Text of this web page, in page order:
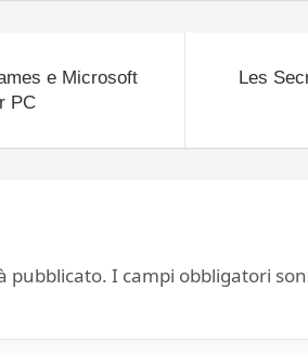
e Microsoft
PC
Les
pubblicato. I campi obbligatori